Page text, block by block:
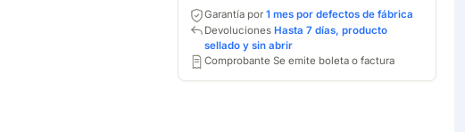
Garantía por 1 mes por defectos de fábrica
Devoluciones Hasta 7 días, producto
sellado y sin abrir
Comprobante Se emite boleta o factura